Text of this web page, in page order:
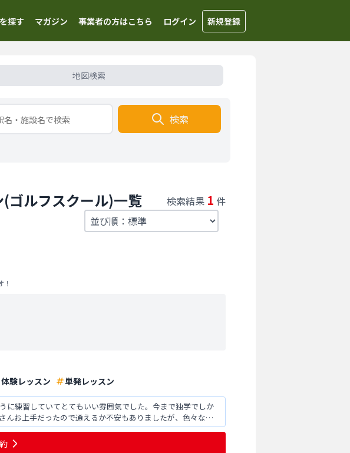
探す マガジン 事業者の方はこちら ログイン 新規登録
地図検索
検索
ゴルフスクール)一覧 検索結果 1 件
体験レッスン 単発レッスン
に練習していてとてもいい雰囲気でした。今まで独学でしか
お上手だったので通えるか不安もありましたが、色々な方